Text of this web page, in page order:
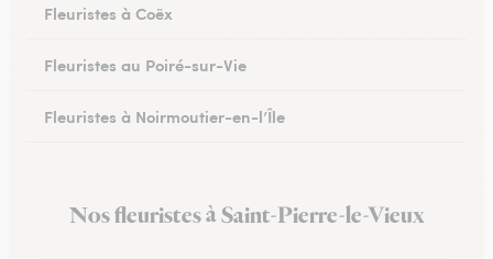
Fleuristes à Coëx
Fleuristes au Poiré-sur-Vie
Fleuristes à Noirmoutier-en-l’Île
Fleuristes à Talmont-Saint-Hilaire
Nos fleuristes à Saint-Pierre-le-Vieux